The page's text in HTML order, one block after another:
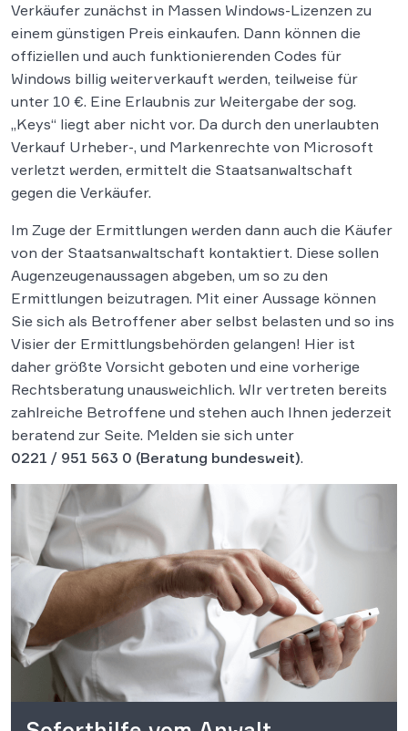
Verkäufer zunächst in Massen Windows-Lizenzen zu
einem günstigen Preis einkaufen. Dann können die
offiziellen und auch funktionierenden Codes für
Windows billig weiterverkauft werden, teilweise für
unter 10 €. Eine Erlaubnis zur Weitergabe der sog.
„Keys“ liegt aber nicht vor. Da durch den unerlaubten
Verkauf Urheber-, und Markenrechte von Microsoft
verletzt werden, ermittelt die Staatsanwaltschaft
gegen die Verkäufer.
Im Zuge der Ermittlungen werden dann auch die Käufer
von der Staatsanwaltschaft kontaktiert. Diese sollen
Augenzeugenaussagen abgeben, um so zu den
Ermittlungen beizutragen. Mit einer Aussage können
Sie sich als Betroffener aber selbst belasten und so ins
Visier der Ermittlungsbehörden gelangen! Hier ist
daher größte Vorsicht geboten und eine vorherige
Rechtsberatung unausweichlich. WIr vertreten bereits
zahlreiche Betroffene und stehen auch Ihnen jederzeit
beratend zur Seite. Melden sie sich unter
0221 / 951 563 0 (Beratung bundesweit).